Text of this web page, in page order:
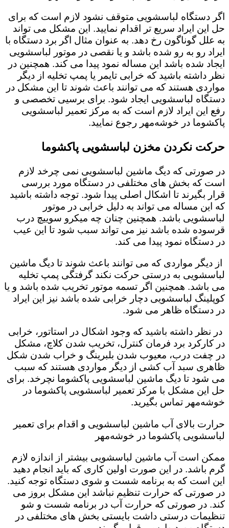
اگر دستگاه لباسشویی متوقف نشود لازم است که برای
حل این ایراد سریع تر اقدام نمایید. این مشکل می تواند
به علل گوناگون رخ دهد. به عنوان مثال اگر برد دستگاه با
ایراد رو به رو شده باشد و یا نقصی در موتور لباسشویی
ایجاد شده باشد این مساله نمود پیدا می کند. همچنین در
نظر داشته باشید که خرابی تایمر یا پمپ تخلیه از دیگر
مواردی هستند که می توانند باعث شوند تا این مشکل در
دستگاه لباسشویی ایجاد شود. برای برسیی تخصصی و
رفع این ایراد لازم است که به مرکز تعمیر لباسشویی
پاکشوما در خوشه‌مهر رجوع نمایید.
حرکت نکردن مخزن لباسشویی پاکشوما
در صورتی که دیگ ماشین لباسشویی نمی چرخد لازم
است که بخش های مختلفی در دستگاه مورد بررسی
قرار بگیرند تا اشکال اصلی پیدا شود. توجه داشته باشید
که این مساله می تواند به دلیل خرابی در موتور
لباسشویی باشد. همچنین چنان چه میکرو سوییچ درب
قرسوده شده باشد نیز می تواند سبب شود تا این عیب
در دستگاه نمود پیدا می کند.
از دیگر مواردی که می توانند باعث شوند تا دیگ ماشین
لباسشویی به درستی حرکت نکند گرفتگی پمپ تخلیه
می باشد. همچنین اگر تسمه موتور تخریب شده باشد و یا
کوپلینگ لباسشویی دچار خرابی شده باشد نیز این ایراد
در دستگاه ظاهر می شود.
در نظر داشته باشید که وجود اشکال در استاتور، خرابی
در کارکرد برد فرمان کنترل، تخریب شدن کلاچ، مشکل
در چفت درب، معیوب شدن بلبرینگ و خراب شدن شکل
ظاهری سبد آب کشی از دیگر مواردی هستند که سبب
می شود تا دیگ ماشین لباسشویی پاکشوما نچرخد. برای
حل این مشکل با مرکز تعمیر لباسشویی پاکشوما در
خوشه‌مهر تماس بگیرید.
حرارت بالای آب ماشین لباسشویی و اقدام برای تعمیر
لباسشویی پاکشوما در خوشه‌مهر
ممکن است آب ماشین لباسشویی بیشتر از اندازه لازم
گرم باشد. در این صورت اولین کاری که باید انجام دهید
این است که به برنامه شست و شوی دستگاه توجه کنید.
در صورتی که حرارت تنظیم نباشد این مشکل بروز می
کند. در صورتی که حرارت آب در برنامه شست و شو
تنظیمات درستی داشت بایستی بخش های مختلفی در